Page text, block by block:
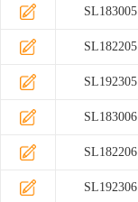
SL183005
SL182205
SL192305
SL183006
SL182206
SL192306